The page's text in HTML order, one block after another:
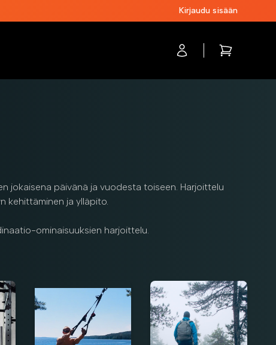
Kirjaudu sisään
Account
items in
jokaisena päivänä ja vuodesta toiseen. Harjoittelu
kehittäminen ja ylläpito.
ominaisuuksien harjoittelu.